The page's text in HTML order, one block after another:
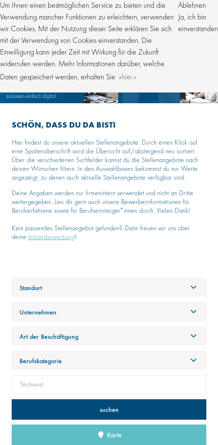
Um Ihnen einen bestmöglichen Service zu bieten und die
Verwendung mancher Funktionen zu erleichtern, verwenden
wir Cookies. Mit der Nutzung dieser Seite erklären Sie sich
mit der Verwendung von Cookies einverstanden. Die
Einwilligung kann jeder Zeit mit Wirkung für die Zukunft
widerrufen werden. Mehr Informationen darüber, welche
Daten gespeichert werden, erhalten Sie
hier.
Ablehnen
Ja, ich bin
einverstanden
SCHÖN, DASS DU DA BIST!
Hier findest du unsere aktuellen Stellenangebote. Durch einen Klick auf
eine Spaltenüberschrift wird die Übersicht auf-/absteigend neu sortiert.
Über die verschiedenen Suchfelder kannst du die Stellenangebote nach
deinen Wünschen filtern. In den Auswahlboxen bekommst du nur Werte
angezeigt, zu denen auch aktuelle Stellenangebote verfügbar sind.
Deine Angaben werden nur firmenintern verwendet und nicht an Dritte
weitergegeben. Lies dir gern auch unsere Bewerberinformationen für
Berufserfahrene sowie für Berufseinsteiger*innen durch. Vielen Dank!
Kein passendes Stellenangebot gefunden? Dann freuen wir uns über
deine
Initiativbewerbung!
Standort
Unternehmen
Art der Beschäftigung
Berufskategorie
Karte
suchen